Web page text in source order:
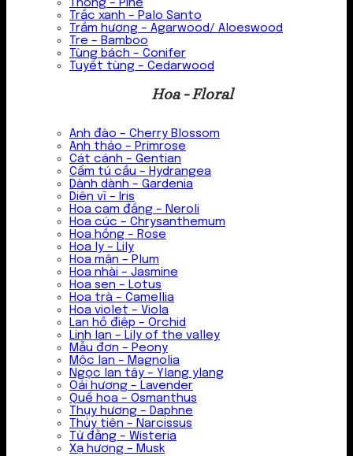
Thông – Pine
Trắc xanh – Palo Santo
Trầm hương – Agarwood/ Aloeswood
Tre – Bamboo
Tùng bách – Conifer
Tuyết tùng – Cedarwood
Hoa - Floral
Anh đào – Cherry Blossom
Anh thảo – Primrose
Cát cánh – Gentian
Cẩm tú cầu – Hydrangea
Dành dành – Gardenia
Diên vĩ – Iris
Hoa cam đắng – Neroli
Hoa cúc – Chrysanthemum
Hoa hồng – Rose
Hoa ly – Lily
Hoa mận – Plum
Hoa nhài – Jasmine
Hoa sen – Lotus
Hoa trà – Camellia
Hoa violet – Viola
Lan hồ điệp – Orchid
Linh lan – Lily of the valley
Mẫu đơn – Peony
Mộc lan – Magnolia
Ngọc lan tây – Ylang ylang
Oải hương – Lavender
Quế hoa – Osmanthus
Thụy hương – Daphne
Thủy tiên – Narcissus
Tử đằng – Wisteria
Xạ hương – Musk